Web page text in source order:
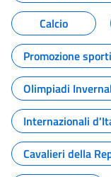
Calcio
Promozione
Olimpiadi
Internazionali
Cavalieri della